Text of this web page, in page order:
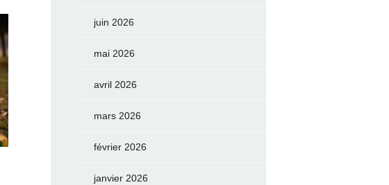
juin 2026
mai 2026
avril 2026
mars 2026
février 2026
janvier 2026